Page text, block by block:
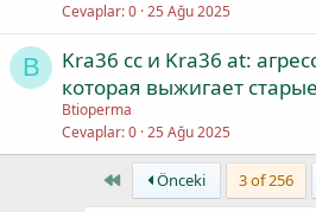
Cevaplar 0 25 Ağu 2025
B
Kra36 cc и Kra36 at:
которая выжигает
Btioperma
Cevaplar 0 25 Ağu 2025
First Önceki 3 of 256